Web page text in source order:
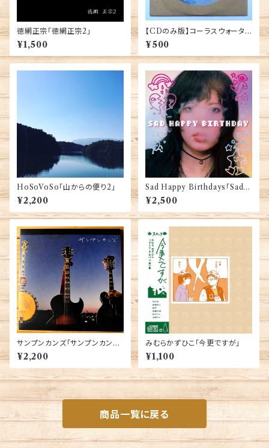
徳網正宗「徳網正宗2」
¥1,500
【CDのみ版】コーラスウォータ
ー「おいしい水」
¥500
HoSoVoSo「山からの便り2」
¥2,200
Sad Happy Birthdays「Sad
Happy Birthday」
¥2,500
サンプンカンズ「サンプンカン
ズ」
¥2,200
みむらかずひこ「今更ですが」
¥1,100
商品一覧に戻る